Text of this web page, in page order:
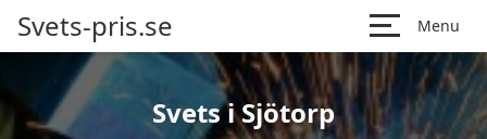
Svets-pris.se Menu
Svets i Sjötorp